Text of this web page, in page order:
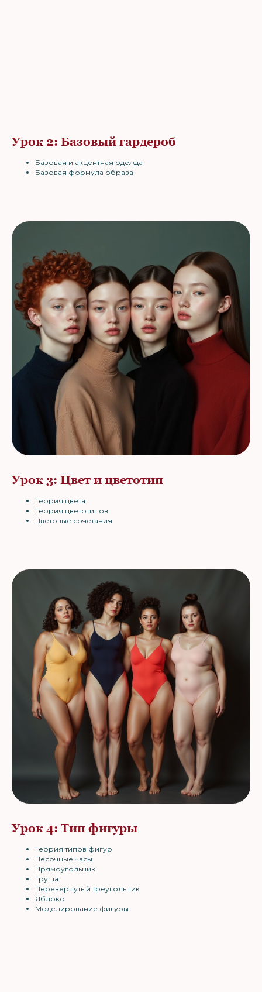
Урок 2: Базовый гардероб
Базовая и акцентная одежда
Базовая формула образа
Урок 3: Цвет и цветотип
Теория цвета
Теория цветотипов
Цветовые сочетания
Урок 4: Тип фигуры
Теория типов фигур
Песочные часы
Прямоугольник
Груша
Перевернутый треугольник
Яблоко
Моделирование фигуры